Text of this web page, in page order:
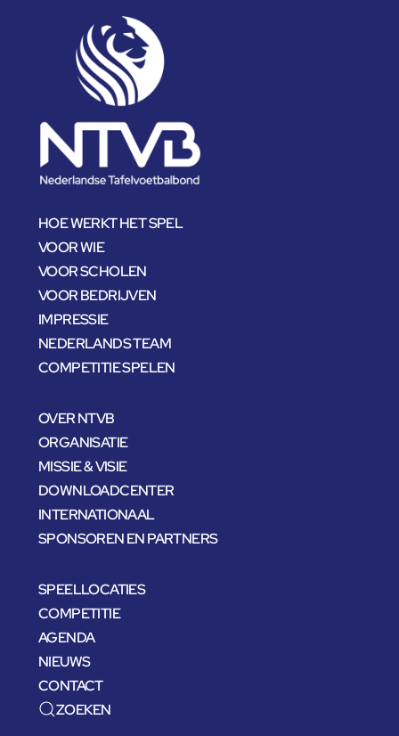
HOE WERKT HET SPEL
VOOR WIE
VOOR SCHOLEN
VOOR BEDRIJVEN
IMPRESSIE
NEDERLANDS TEAM
COMPETITIE SPELEN
OVER NTVB
ORGANISATIE
MISSIE & VISIE
DOWNLOADCENTER
INTERNATIONAAL
SPONSOREN EN PARTNERS
SPEELLOCATIES
COMPETITIE
AGENDA
NIEUWS
CONTACT
ZOEKEN